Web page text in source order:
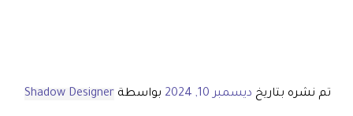
تم نشره بتاريخ ديسمبر 10, 2024 بواسطة Shadow Designer